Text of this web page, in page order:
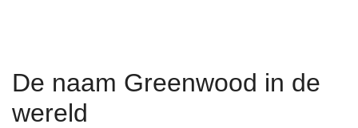
De naam Greenwood in de
wereld